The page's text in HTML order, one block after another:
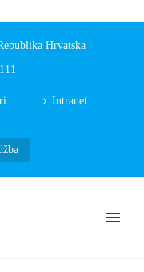
Hrvatska
Intranet